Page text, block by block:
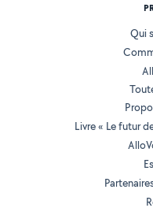
Qui
Livre « Le futur